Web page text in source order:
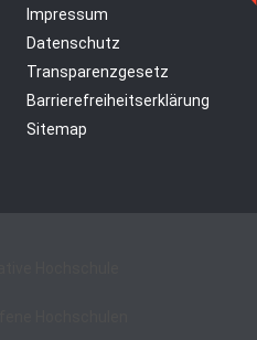
Impressum
Datenschutz
Transparenzgesetz
Barrierefreiheitserklärung
Sitemap